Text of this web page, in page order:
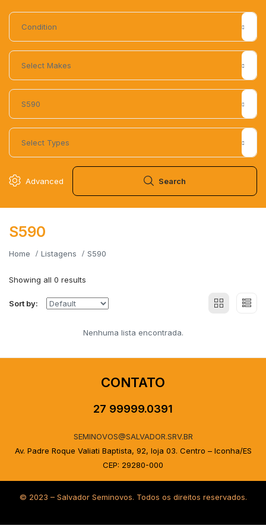
Advanced Search
S590
Home Listagens S590
Showing all 0 results
Sort by:
Nenhuma lista encontrada.
CONTATO
27 99999.0391
SEMINOVOS@SALVADOR.SRV.BR
Av. Padre Roque Valiati Baptista, 92, loja 03. Centro – Iconha/ES
CEP: 29280-000
© 2023 – Salvador Seminovos. Todos os direitos reservados.